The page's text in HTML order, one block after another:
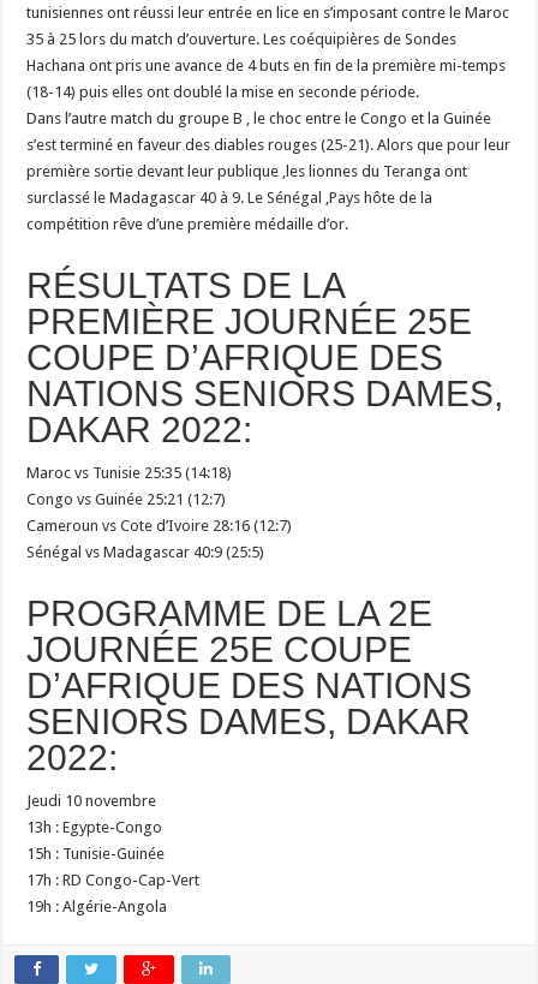
tunisiennes ont réussi leur entrée en lice en s’imposant contre le Maroc
35 à 25 lors du match d’ouverture. Les coéquipières de Sondes
Hachana ont pris une avance de 4 buts en fin de la première mi-temps
(18-14) puis elles ont doublé la mise en seconde période.
Dans l’autre match du groupe B , le choc entre le Congo et la Guinée
s’est terminé en faveur des diables rouges (25-21). Alors que pour leur
première sortie devant leur publique ,les lionnes du Teranga ont
surclassé le Madagascar 40 à 9. Le Sénégal ,Pays hôte de la
compétition rêve d’une première médaille d’or.
RÉSULTATS DE LA
PREMIÈRE JOURNÉE 25E
COUPE D’AFRIQUE DES
NATIONS SENIORS DAMES,
DAKAR 2022:
Maroc vs Tunisie 25:35 (14:18)
Congo vs Guinée 25:21 (12:7)
Cameroun vs Cote d’Ivoire 28:16 (12:7)
Sénégal vs Madagascar 40:9 (25:5)
PROGRAMME DE LA 2E
JOURNÉE 25E COUPE
D’AFRIQUE DES NATIONS
SENIORS DAMES, DAKAR
2022:
Jeudi 10 novembre
13h : Egypte-Congo
15h : Tunisie-Guinée
17h : RD Congo-Cap-Vert
19h : Algérie-Angola